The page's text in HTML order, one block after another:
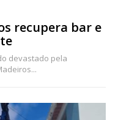
recupera bar e
devastado pela